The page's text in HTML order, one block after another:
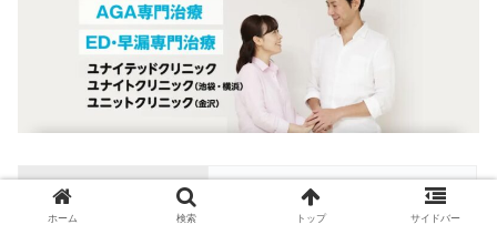
クリニック名 ユナイテッドクリニック
ホーム 検索 トップ サイドバー